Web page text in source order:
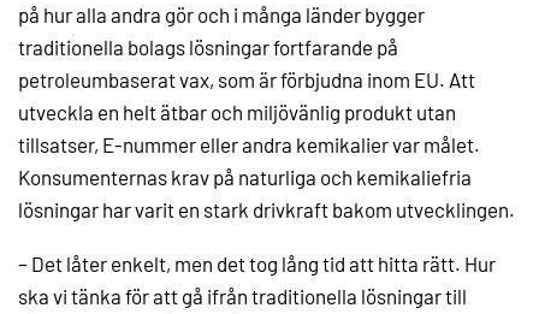
på hur alla andra gör och i många länder bygger
traditionella bolags lösningar fortfarande på
petroleumbaserat vax, som är förbjudna inom EU. Att
utveckla en helt ätbar och miljövänlig produkt utan
tillsatser, E-nummer eller andra kemikalier var målet.
Konsumenternas krav på naturliga och kemikaliefria
lösningar har varit en stark drivkraft bakom utvecklingen.
– Det låter enkelt, men det tog lång tid att hitta rätt. Hur
ska vi tänka för att gå ifrån traditionella lösningar till